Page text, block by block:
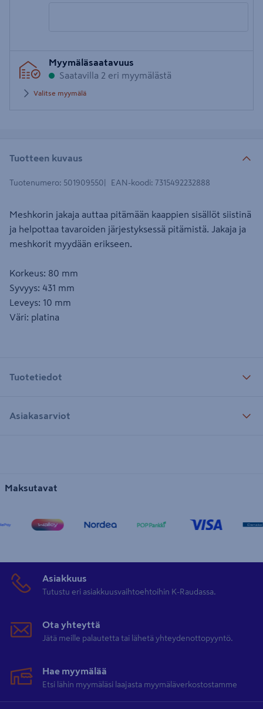
postinumero
Myymäläsaatavuus
Saatavilla 2 eri myymälästä
Valitse myymälä
Tuotteen kuvaus
Tuotenumero: 501909550 EAN-koodi: 7315492232888
Meshkorin jakaja auttaa pitämään kaappien sisällöt siistinä
ja helpottaa tavaroiden järjestyksessä pitämistä. Jakaja ja
meshkorit myydään erikseen.
Korkeus: 80 mm
Syvyys: 431 mm
Leveys: 10 mm
Väri: platina
Tuotetiedot
Asiakasarviot
Maksutavat
Asiakkuus
Tutustu eri asiakkuusvaihtoehtoihin K-Raudassa.
Ota yhteyttä
Jätä meille palautetta tai lähetä yhteydenottopyyntö.
Hae myymälää
Etsi lähin myymäläsi laajasta myymäläverkostostamme